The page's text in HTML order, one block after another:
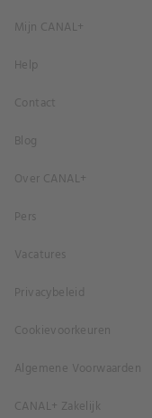
Mijn CANAL+
Help
Contact
Blog
Over CANAL+
Pers
Vacatures
Privacybeleid
Cookievoorkeuren
Algemene Voorwaarden
CANAL+ Zakelijk